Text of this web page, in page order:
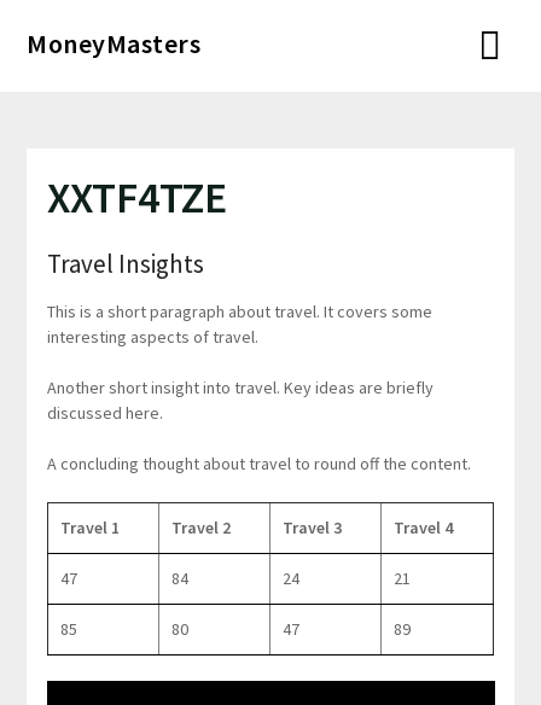
MoneyMasters
XXTF4TZE
Travel Insights
This is a short paragraph about travel. It covers some
interesting aspects of travel.
Another short insight into travel. Key ideas are briefly
discussed here.
A concluding thought about travel to round off the content.
Travel 1 Travel 2 Travel 3 Travel 4
47 84 24 21
85 80 47 89